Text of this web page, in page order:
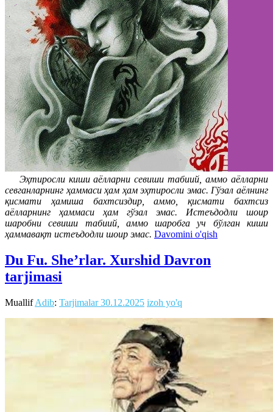
Эҳтиросли киши аёлларни севиши табиий, аммо аёлларни
севганларнинг ҳаммаси ҳам ҳам эҳтиросли эмас. Гўзал аёлнинг
қисмати ҳамиша бахтсиздир, аммо, қисмати бахтсиз
аёлларнинг ҳаммаси ҳам гўзал эмас. Истеъдодли шоир
шаробни севиши табиий, аммо шаробга уч бўлган киши
ҳаммавақт истеъдодли шоир эмас. Davomini o'qish
Du Fu. She’rlar. Xurshid Davron
tarjimasi
MuallifAdib: Tarjimalar 30.12.2025 izoh yo'q